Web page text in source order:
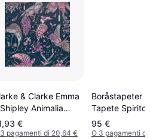
& Clarke Emma
Animalia
(W0099/04)
€
pagamenti di 20,64 €
Boråstapeter
Tapete Spirito
grigio
95 €
O 3 pagamenti di